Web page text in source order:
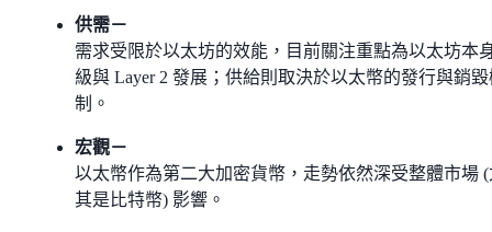
供需－
需求受限於以太坊的效能，目前關注重點為以太坊本
級與 Layer 2 發展；供給則取決於以太幣的發行與銷
制。
宏觀－
以太幣作為第二大加密貨幣，走勢依然深受整體市場 (
其是比特幣) 影響。